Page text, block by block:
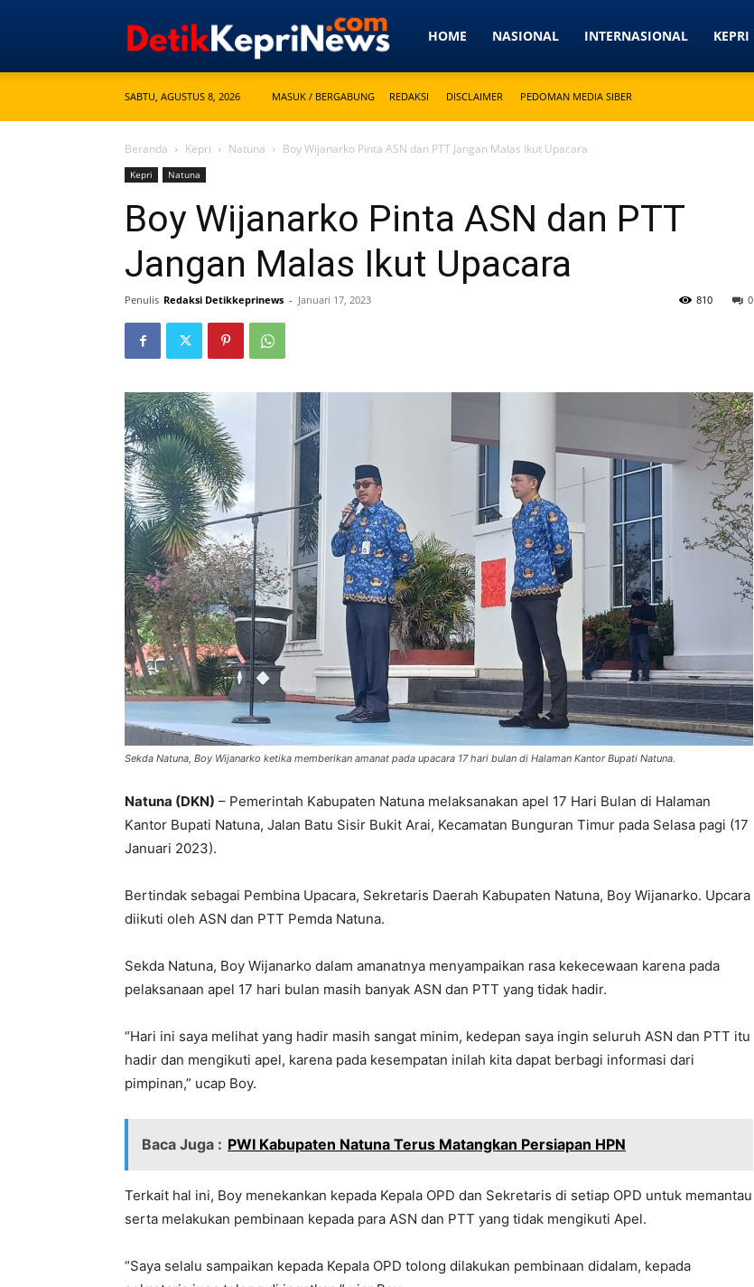
Detikkeprinews.com
HOME NASIONAL INTERNASIONAL KEPRI
SABTU, AGUSTUS 8, 2026 MASUK / BERGABUNG REDAKSI DISCLAIMER PEDOMAN MEDIA SIBER
Beranda Kepri Natuna Boy Wijanarko Pinta ASN dan PTT Jangan Malas Ikut Upacara
Kepri Natuna
Boy Wijanarko Pinta ASN dan PTT
Jangan Malas Ikut Upacara
Penulis Redaksi Detikkeprinews - Januari 17, 2023 0
810
Sekda Natuna, Boy Wijanarko ketika memberikan amanat pada upacara 17 hari bulan di Halaman Kantor Bupati Natuna.
Natuna (DKN) – Pemerintah Kabupaten Natuna melaksanakan apel 17 Hari Bulan di Halaman
Kantor Bupati Natuna, Jalan Batu Sisir Bukit Arai, Kecamatan Bunguran Timur pada Selasa pagi (17
Januari 2023).
Bertindak sebagai Pembina Upacara, Sekretaris Daerah Kabupaten Natuna, Boy Wijanarko. Upcara
diikuti oleh ASN dan PTT Pemda Natuna.
Sekda Natuna, Boy Wijanarko dalam amanatnya menyampaikan rasa kekecewaan karena pada
pelaksanaan apel 17 hari bulan masih banyak ASN dan PTT yang tidak hadir.
“Hari ini saya melihat yang hadir masih sangat minim, kedepan saya ingin seluruh ASN dan PTT itu
hadir dan mengikuti apel, karena pada kesempatan inilah kita dapat berbagi informasi dari
pimpinan,” ucap Boy.
Baca Juga : PWI Kabupaten Natuna Terus Matangkan Persiapan HPN
Terkait hal ini, Boy menekankan kepada Kepala OPD dan Sekretaris di setiap OPD untuk memantau
serta melakukan pembinaan kepada para ASN dan PTT yang tidak mengikuti Apel.
“Saya selalu sampaikan kepada Kepala OPD tolong dilakukan pembinaan didalam, kepada